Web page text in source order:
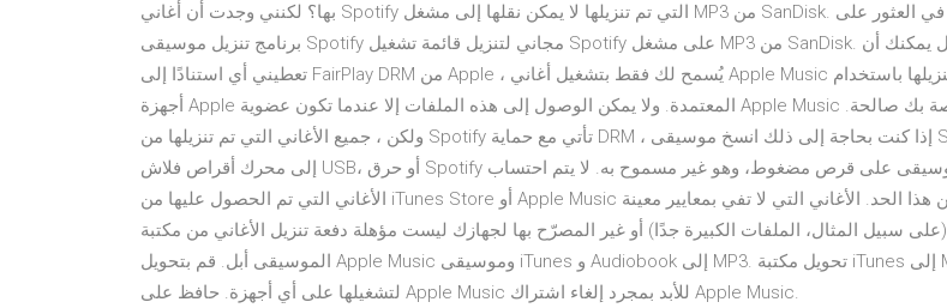
بها؟ لكنني وجدت أن أغاني Spotify التي تم تنزيلها لا يمكن نقلها إلى مشغل MP3 من SanDisk. أرغب في العثور على
برنامج تنزيل موسيقى Spotify مجاني لتنزيل قائمة تشغيل Spotify على مشغل MP3 من SanDisk. هل يمكنك أن
تعطيني أي استنادًا إلى FairPlay DRM من Apple ، يُسمح لك فقط بتشغيل أغاني Apple Music التي تم تنزيلها باستخدام
أجهزة Apple المعتمدة. ولا يمكن الوصول إلى هذه الملفات إلا عندما تكون عضوية Apple Music الخاصة بك صالحة.
ولكن ، جميع الأغاني التي تم تنزيلها من Spotify تأتي مع حماية DRM ، إذا كنت بحاجة إلى ذلك انسخ موسيقى Spotify
إلى محرك أقراص فلاش USB، أو حرق Spotify الموسيقى على قرص مضغوط، وهو غير مسموح به. لا يتم احتساب
الأغاني التي تم الحصول عليها من iTunes Store أو Apple Music ضمن هذا الحد. الأغاني التي لا تفي بمعايير معينة
(على سبيل المثال، الملفات الكبيرة جدًا) أو غير المصرّح بها لجهازك ليست مؤهلة دفعة تنزيل الأغاني من مكتبة
الموسيقى أبل. قم بتحويل Apple Music وموسيقى iTunes و Audiobook إلى MP3. تحويل مكتبة iTunes إلى MP3
لتشغيلها على أي أجهزة. حافظ على Apple Music للأبد بمجرد إلغاء اشتراك Apple Music.